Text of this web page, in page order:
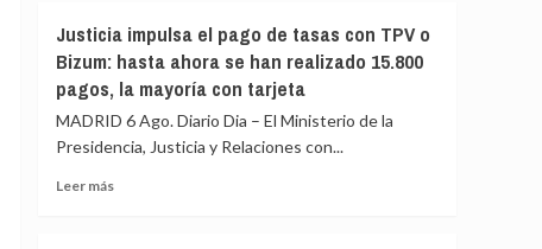
ofrecer
alternativa
política
tras
de
Ayuso
defiende
que
explicaciones
del
Justicia impulsa el pago de tasas con TPV o
Bizum: hasta ahora se han realizado 15.800
pagos, la mayoría con tarjeta
MADRID 6 Ago. Diario Dia – El Ministerio de la
Presidencia, Justicia y Relaciones con...
Leer másLeer